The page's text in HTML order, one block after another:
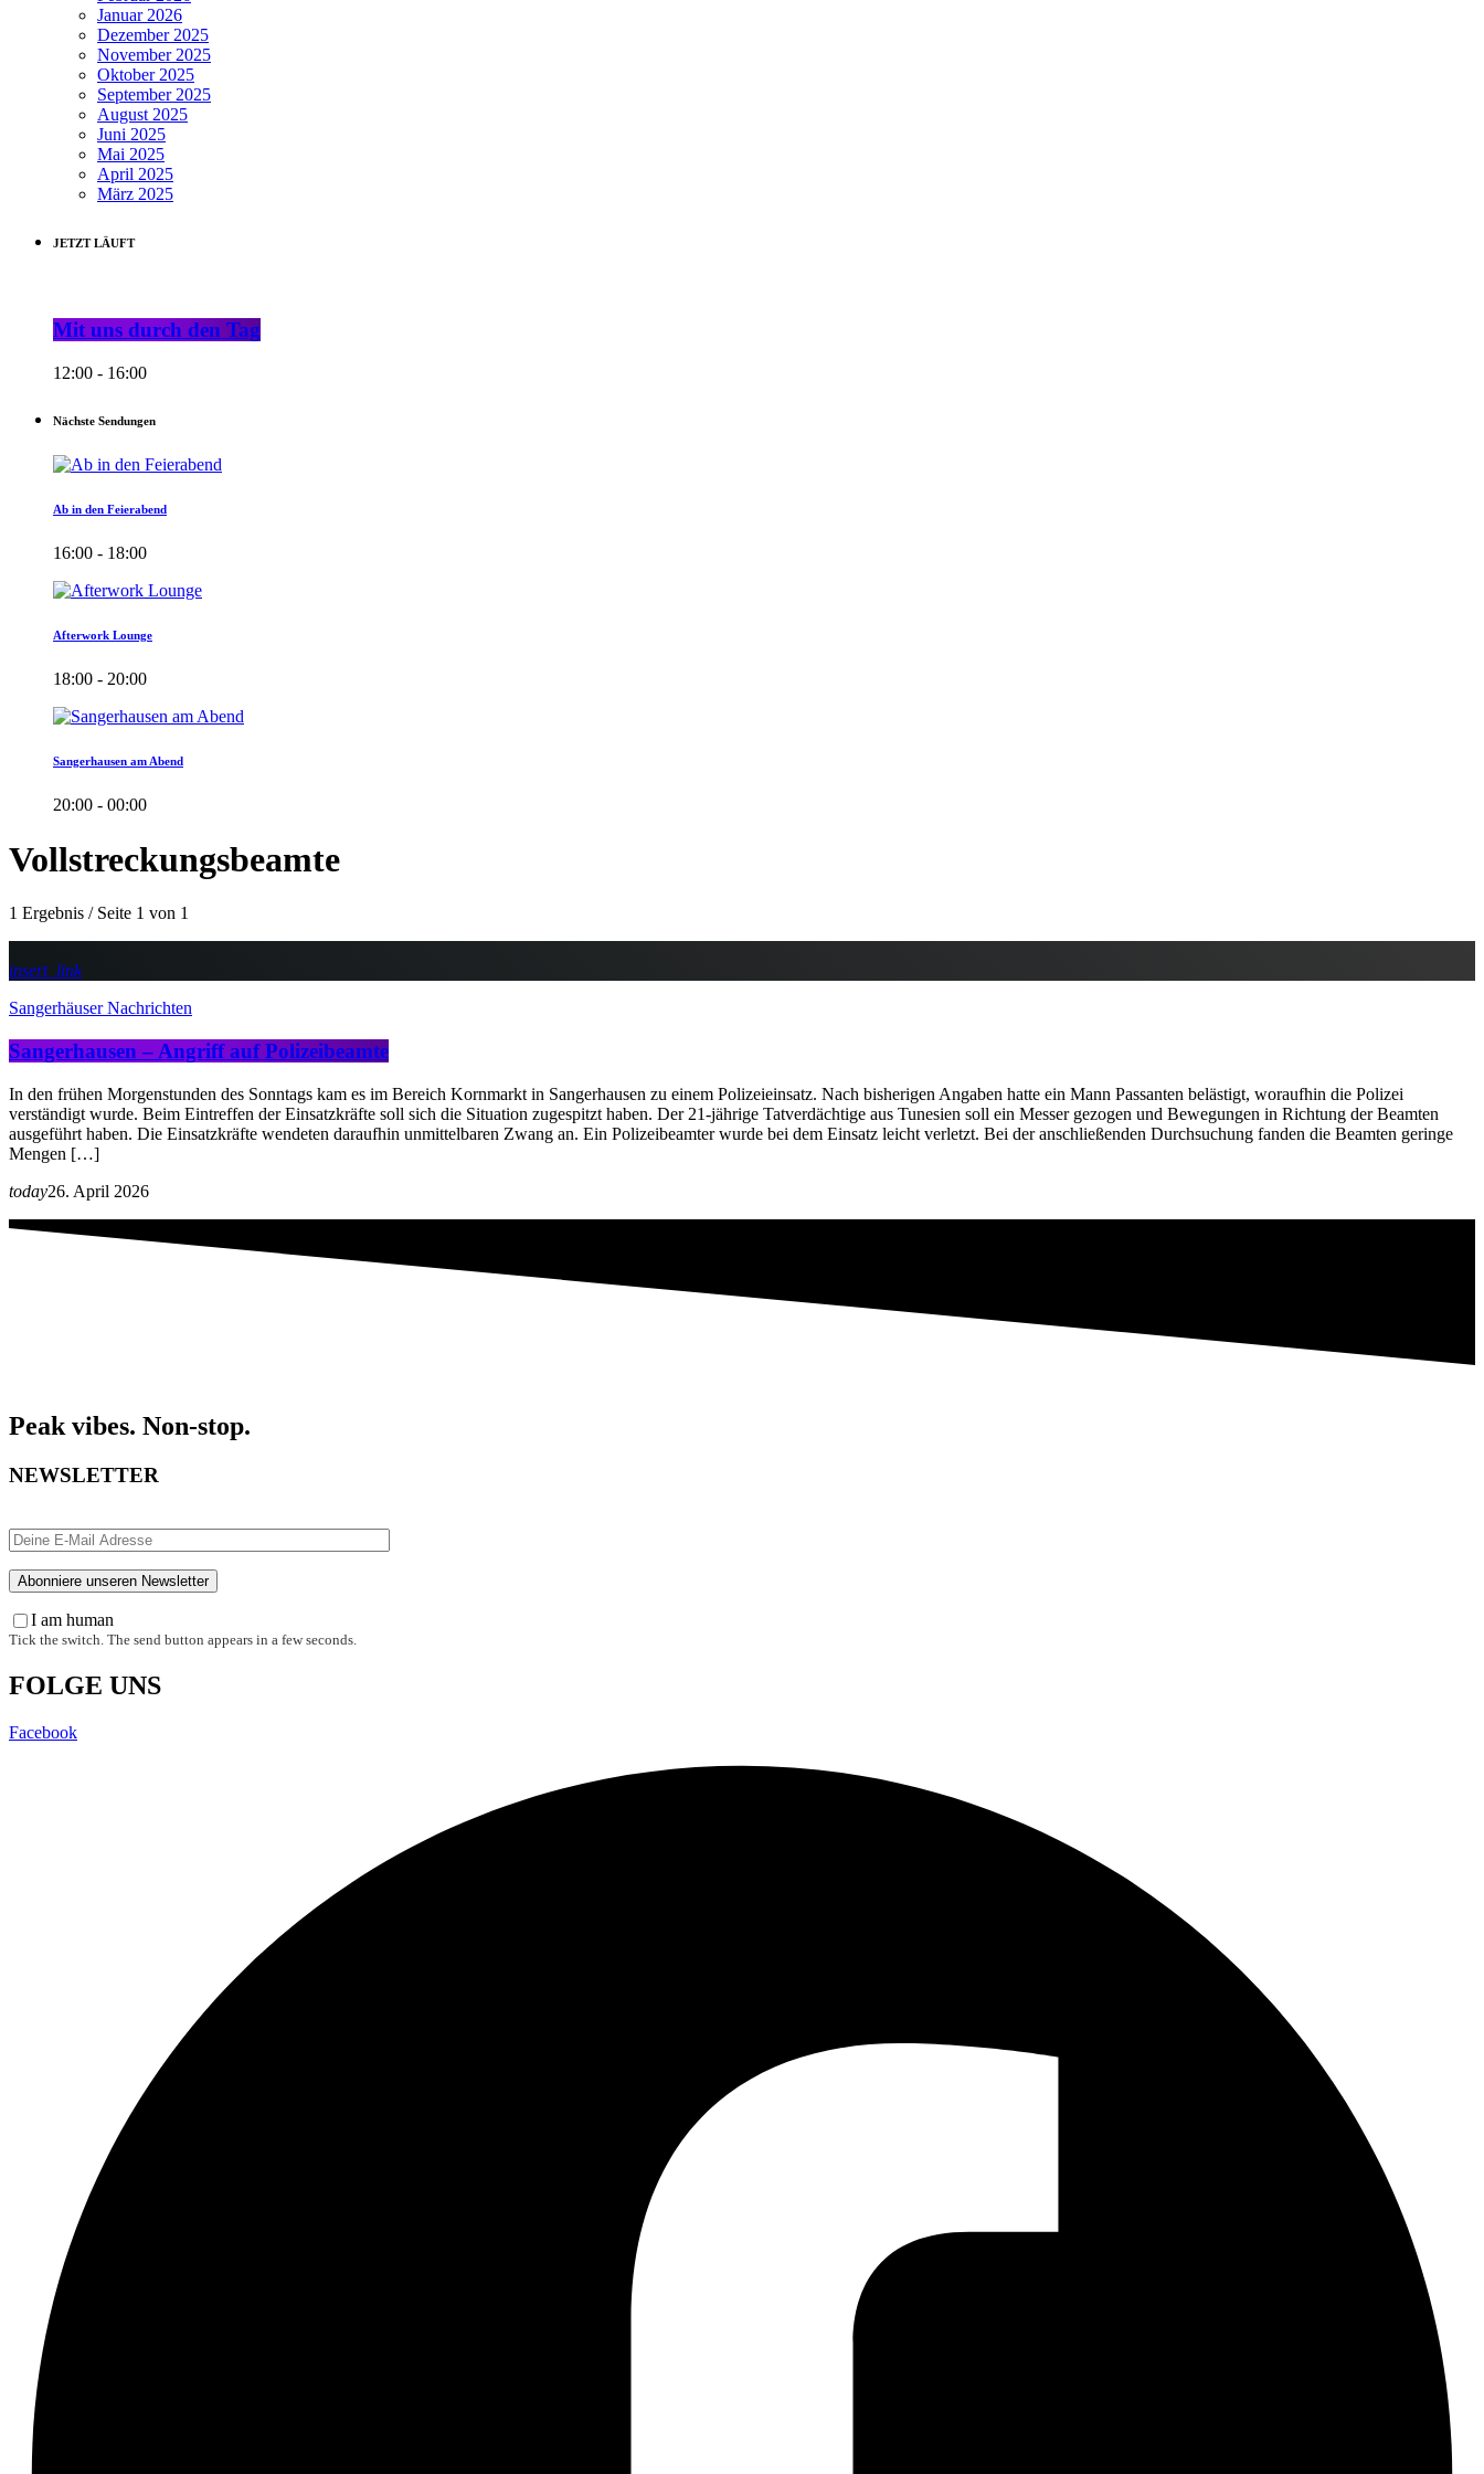
Januar 2026
Dezember 2025
November 2025
Oktober 2025
September 2025
August 2025
Juni 2025
Mai 2025
April 2025
März 2025
JETZT LÄUFT
Mit uns durch den Tag
12:00 - 16:00
Nächste Sendungen
Ab in den Feierabend
16:00 - 18:00
Afterwork Lounge
18:00 - 20:00
Sangerhausen am Abend
20:00 - 00:00
Vollstreckungsbeamte
1 Ergebnis / Seite 1 von 1
insert_link
Sangerhäuser Nachrichten
Sangerhausen – Angriff auf Polizeibeamte
In den frühen Morgenstunden des Sonntags kam es im Bereich Kornmarkt in Sangerhausen zu einem Polizeieinsatz. Nach bisherigen Angaben hatte ein Mann Passanten belästigt, woraufhin die Polizei
verständigt wurde. Beim Eintreffen der Einsatzkräfte soll sich die Situation zugespitzt haben. Der 21-jährige Tatverdächtige aus Tunesien soll ein Messer gezogen und Bewegungen in Richtung der Beamten
ausgeführt haben. Die Einsatzkräfte wendeten daraufhin unmittelbaren Zwang an. Ein Polizeibeamter wurde bei dem Einsatz leicht verletzt. Bei der anschließenden Durchsuchung fanden die Beamten geringe
Mengen […]
today26. April 2026
Peak vibes. Non-stop.
NEWSLETTER
I am human
Tick the switch. The send button appears in a few seconds.
FOLGE UNS
Facebook